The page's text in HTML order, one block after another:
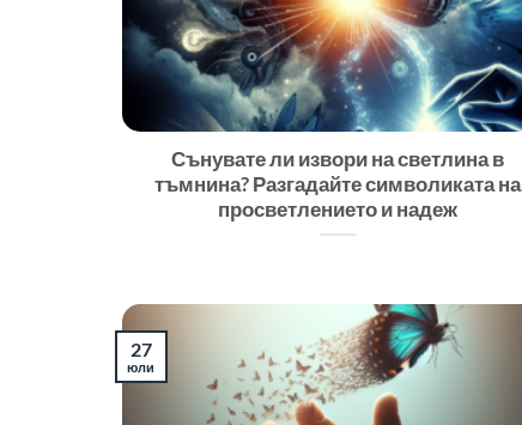
Сънувате ли извори на светлина в
тъмнина? Разгадайте символиката на
просветлението и надеж
27
юли